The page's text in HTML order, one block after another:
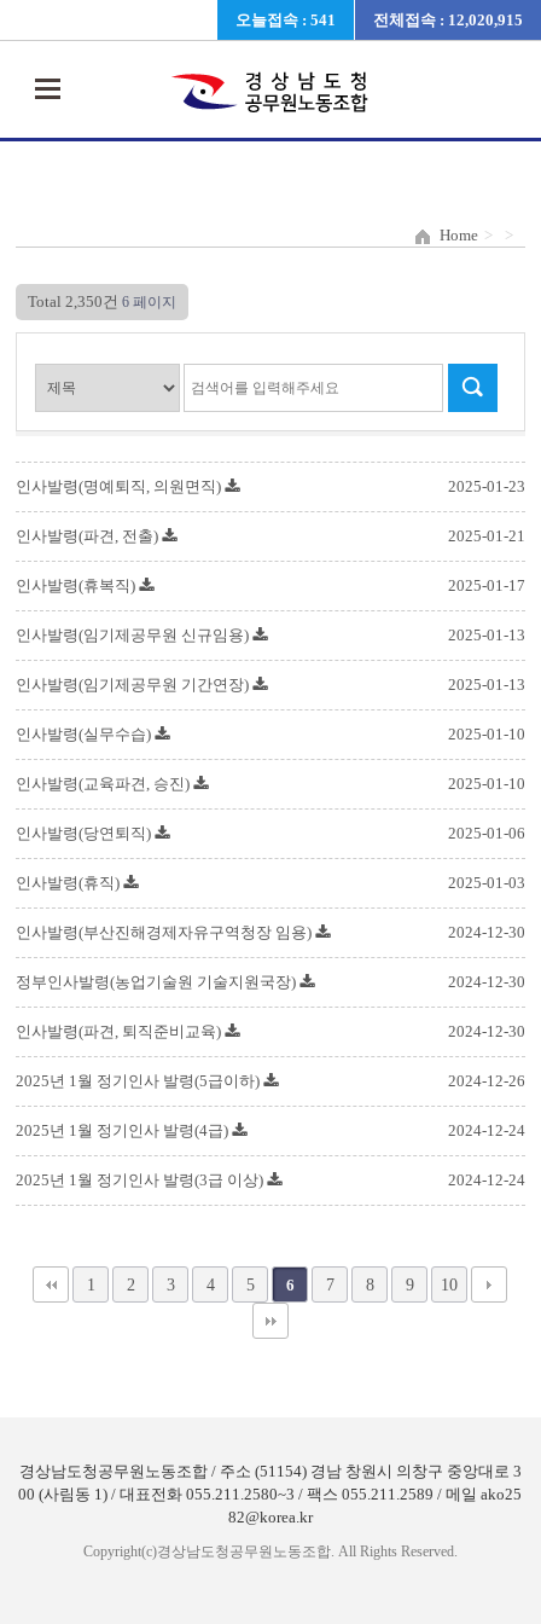
오늘접속 : 541 전체접속 : 12,020,915
Home > >
Total 2,350건 6 페이지
인사발령(명예퇴직, 의원면직) 2025-01-23
인사발령(파견, 전출) 2025-01-21
인사발령(휴복직) 2025-01-17
인사발령(임기제공무원 신규임용) 2025-01-13
인사발령(임기제공무원 기간연장) 2025-01-13
인사발령(실무수습) 2025-01-10
인사발령(교육파견, 승진) 2025-01-10
인사발령(당연퇴직) 2025-01-06
인사발령(휴직) 2025-01-03
인사발령(부산진해경제자유구역청장 임용) 2024-12-30
정부인사발령(농업기술원 기술지원국장) 2024-12-30
인사발령(파견, 퇴직준비교육) 2024-12-30
2025년 1월 정기인사 발령(5급이하) 2024-12-26
2025년 1월 정기인사 발령(4급) 2024-12-24
2025년 1월 정기인사 발령(3급 이상) 2024-12-24
1 2 3 4 5 6 7 8 9 10
경상남도청공무원노동조합 / 주소 (51154) 경남 창원시 의창구 중앙대로 3
00 (사림동 1) / 대표전화 055.211.2580~3 / 팩스 055.211.2589 / 메일 ako25
82@korea.kr
Copyright(c)경상남도청공무원노동조합. All Rights Reserved.